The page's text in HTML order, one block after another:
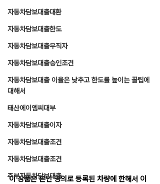
자동차담보대출대환
자동차담보대출한도
자동차담보대출무직자
자동차담보대출승인조건
자동차담보대출 이율은 낮추고 한도를 높이는 꿀팁에
대해서
태산에이엠씨대부
자동차담보대출이자
자동차담보대출조건
자동차담보대출조건
주부자동차담보대출
이 상품은 본인 명의로 등록된 차량에 한해서 이